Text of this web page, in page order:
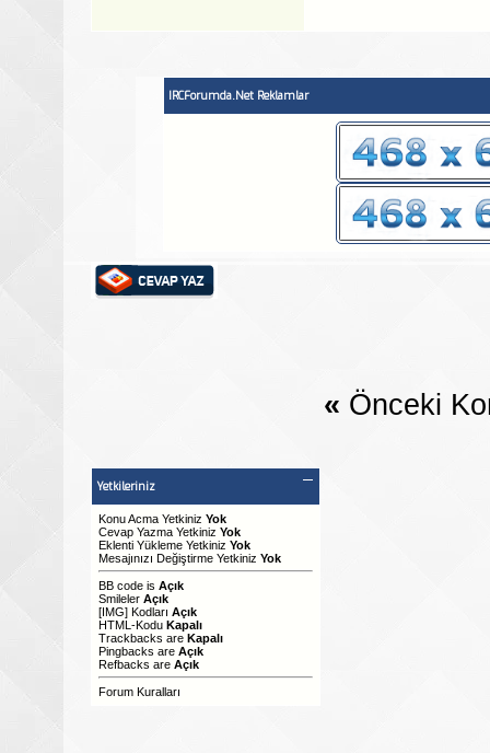
IRCForumda.Net Reklamlar
« Önceki
Yetkileriniz
Konu Acma Yetkiniz Yok
Cevap Yazma Yetkiniz Yok
Eklenti Yükleme Yetkiniz Yok
Mesajınızı Değiştirme Yetkiniz Yok
BB code is Açık
Smileler Açık
[IMG] Kodları Açık
HTML-Kodu Kapalı
Trackbacks are Kapalı
Pingbacks are Açık
Refbacks are Açık
Forum Kuralları